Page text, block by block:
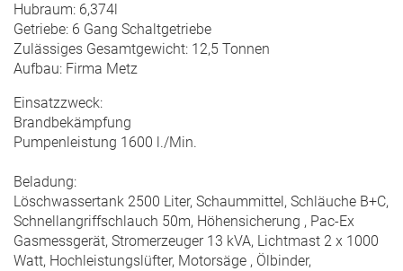
Hubraum: 6,374l
Getriebe: 6 Gang Schaltgetriebe
Zulässiges Gesamtgewicht: 12,5 Tonnen
Aufbau: Firma Metz
Einsatzzweck:
Brandbekämpfung
Pumpenleistung 1600 l./Min.
Beladung:
Löschwassertank 2500 Liter, Schaummittel, Schläuche B+C,
Schnellangriffschlauch 50m, Höhensicherung , Pac-Ex
Gasmessgerät, Stromerzeuger 13 kVA, Lichtmast 2 x 1000
Watt, Hochleistungslüfter, Motorsäge , Ölbinder,